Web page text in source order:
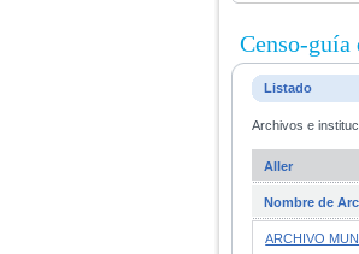
Censo-guía
Listado
Archivos e
Aller
Nombre de
ARCHIVO